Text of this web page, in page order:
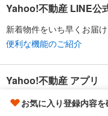
お気に入り登録内容を
Yahoo!不動産 LINE公
新着物件をいち早くお届け
便利な機能のご紹介
Yahoo!不動産 アプリ
地図でサクッと物